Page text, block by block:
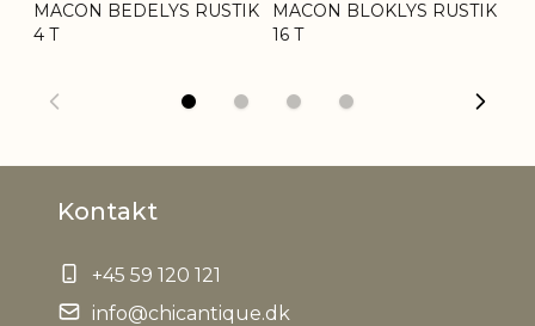
MACON BEDELYS RUSTIK
4 T
MACON BLOKLYS RUSTIK
16 T
Kontakt
+45 59 120 121
info@chicantique.dk